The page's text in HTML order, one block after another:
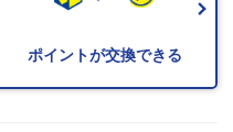
ポイントが交換できる